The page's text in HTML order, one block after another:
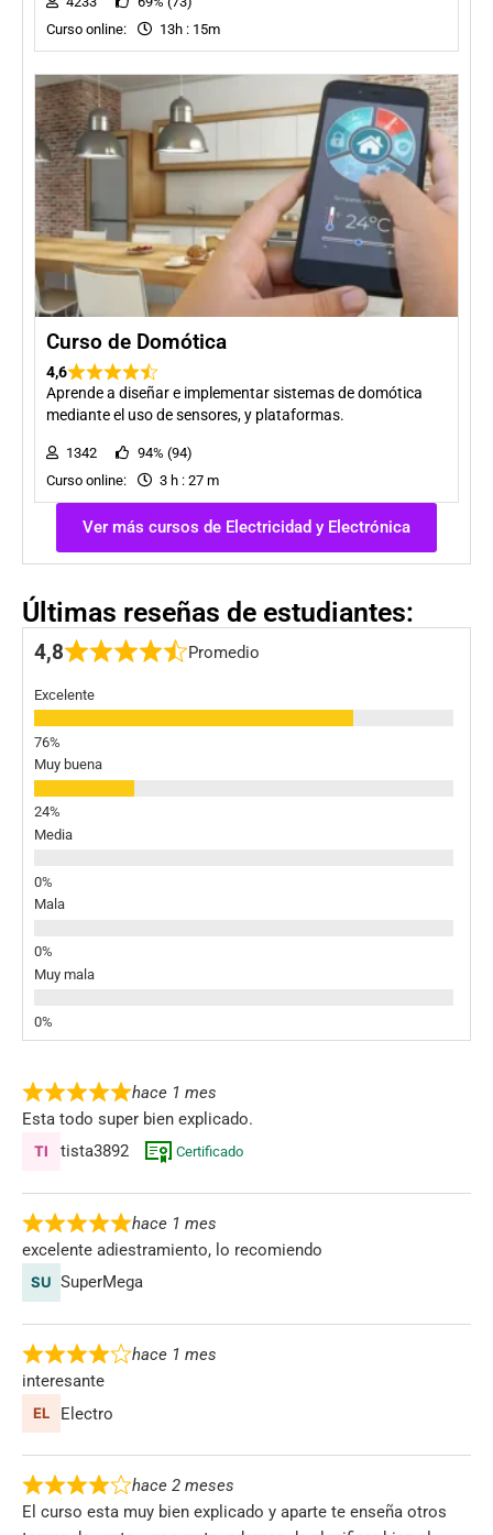
Curso online:
13h : 15m
Curso de Domótica
4,6
Aprende a diseñar e implementar sistemas de domótica
mediante el uso de sensores, y plataformas.
1342
94% (94)
Curso online:
3 h : 27 m
Ver más cursos de Electricidad y Electrónica
Últimas reseñas de estudiantes:
4,8 Promedio
Excelente
Muy buena
Media
Mala
Muy mala
hace 1 mes
Esta todo super bien explicado.
tista3892
Certificado
hace 1 mes
excelente adiestramiento, lo recomiendo
SuperMega
hace 1 mes
interesante
Electro
hace 2 meses
El curso esta muy bien explicado y aparte te enseña otros